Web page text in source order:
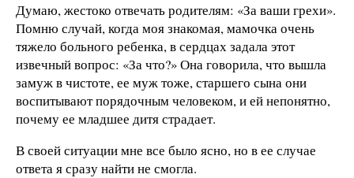
Думаю, жестоко отвечать родителям: «За ваши грехи».
Помню случай, когда моя знакомая, мамочка очень
тяжело больного ребенка, в сердцах задала этот
извечный вопрос: «За что?» Она говорила, что вышла
замуж в чистоте, ее муж тоже, старшего сына они
воспитывают порядочным человеком, и ей непонятно,
почему ее младшее дитя страдает.
В своей ситуации мне все было ясно, но в ее случае
ответа я сразу найти не смогла.